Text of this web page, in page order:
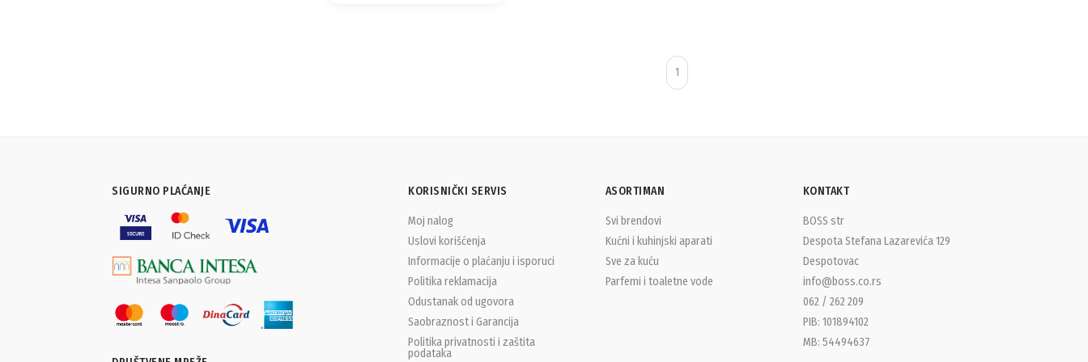
1
SIGURNO PLAĆANJE KORISNIČKI SERVIS
Moj nalog
Uslovi korišćenja
Informacije o plaćanju i isporuci
Politika reklamacija
Odustanak od ugovora
Saobraznost i Garancija
Politika privatnosti i zaštita
podataka
ASORTIMAN
Svi brendovi
Kućni i kuhinjski aparati
Sve za kuću
Parfemi i toaletne vode
KONTAKT
BOSS str
Despota Stefana Lazarevića 129
Despotovac
info@boss.co.rs
062 / 262 209
PIB: 101894102
MB: 54494637